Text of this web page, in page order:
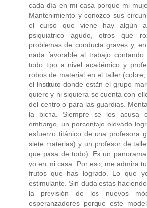
cada día en mi casa porque mi
Mantenimiento y conozco sus
el curso que viene hay algún
psiquiátrico agudo, otros que
problemas de conducta graves y,
nada favorable al trabajo
todo tipo a nivel académico y
robos de material en el taller
el instituto donde están el grupo
quiere y ni siquiera se cuenta con
del centro o para las guardias.
la bicha. Siempre se les acusa
embargo, un porcentaje elevado
esfuerzo titánico de una profesora
siete materias) y un profesor de
que pasa de todo). Es un
yo en mi casa. Por eso, me admira
frutos que has logrado. Lo que
estimulante. Sin duda estás
la previsión de los nuevos
esperanzadores porque este